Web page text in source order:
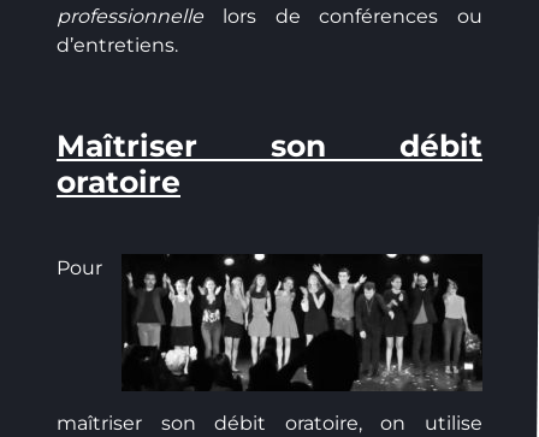
professionnelle lors de conférences ou
d’entretiens.
Maîtriser son débit
oratoire
Pour
maîtriser son débit oratoire, on utilise